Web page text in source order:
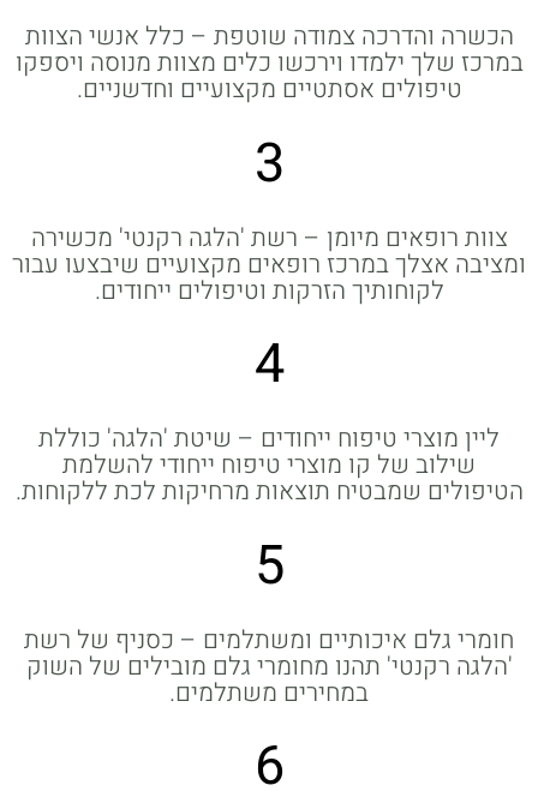
הכשרה והדרכה צמודה שוטפת – כלל אנשי הצוות
במרכז שלך ילמדו וירכשו כלים מצוות מנוסה ויספקו
טיפולים אסתטיים מקצועיים וחדשניים.
3
צוות רופאים מיומן – רשת 'הלגה רקנטי' מכשירה
ומציבה אצלך במרכז רופאים מקצועיים שיבצעו עבור
לקוחותיך הזרקות וטיפולים ייחודים.
4
ליין מוצרי טיפוח ייחודים – שיטת 'הלגה' כוללת
שילוב של קו מוצרי טיפוח ייחודי להשלמת
הטיפולים שמבטיח תוצאות מרחיקות לכת ללקוחות.
5
חומרי גלם איכותיים ומשתלמים – כסניף של רשת
'הלגה רקנטי' תהנו מחומרי גלם מובילים של השוק
במחירים משתלמים.
6